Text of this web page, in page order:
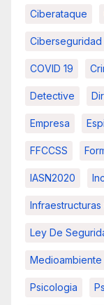
Ciberataque
Ciberseguridad
COVID 19
Detective
Empresa
FFCCSS
IASN2020
Infraestructuras
Ley De
Medioambiente
Psicologia